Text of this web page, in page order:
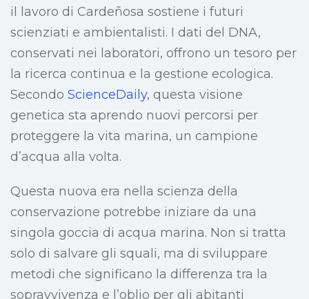
il lavoro di Cardeñosa sostiene i futuri
scienziati e ambientalisti. I dati del DNA,
conservati nei laboratori, offrono un tesoro per
la ricerca continua e la gestione ecologica.
Secondo ScienceDaily, questa visione
genetica sta aprendo nuovi percorsi per
proteggere la vita marina, un campione
d’acqua alla volta.
Questa nuova era nella scienza della
conservazione potrebbe iniziare da una
singola goccia di acqua marina. Non si tratta
solo di salvare gli squali, ma di sviluppare
metodi che significano la differenza tra la
sopravvivenza e l’oblio per gli abitanti